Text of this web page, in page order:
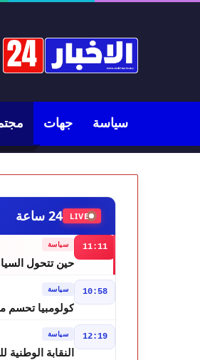
سياسة جهات
LIVE 24 ساعة
11:11 سياسة
حين تتحول
التعليقات الساخرة
10:58 سياسة
كولومبيا تحسم
12:19 سياسة
النقابة الوطنية